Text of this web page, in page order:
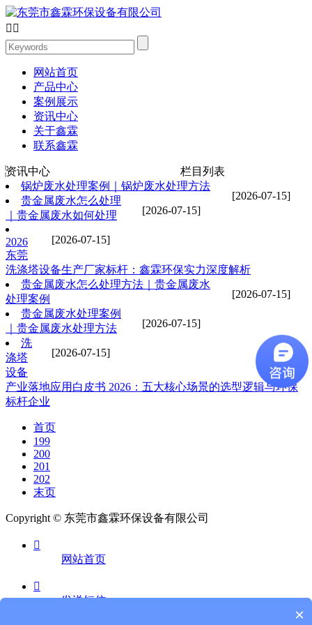
 
网站首页
产品中心
案例展示
资讯中心
关于鑫霖
联系鑫霖
资讯中心 栏目列表
[2026-07-15]
锅炉废水处理案例｜锅炉废水处理方法
[2026-07-15]
贵金属废水怎么处理
｜贵金属废水如何处理
[2026-07-15]
2026
东莞
洗涤塔设备生产厂家标杆：鑫霖环保实力深度解析
[2026-07-15]
贵金属废水怎么处理方法｜贵金属废水
处理案例
[2026-07-15]
贵金属废水处理案例
｜贵金属废水处理方法
[2026-07-15]
洗
涤塔
设备
产业落地应用白皮书 2026：五大核心场景的选型逻辑与环保
标杆企业
首页
199
200
201
202
末页
Copyright © 东莞市鑫霖环保设备有限公司

网站首页

发送短信
×